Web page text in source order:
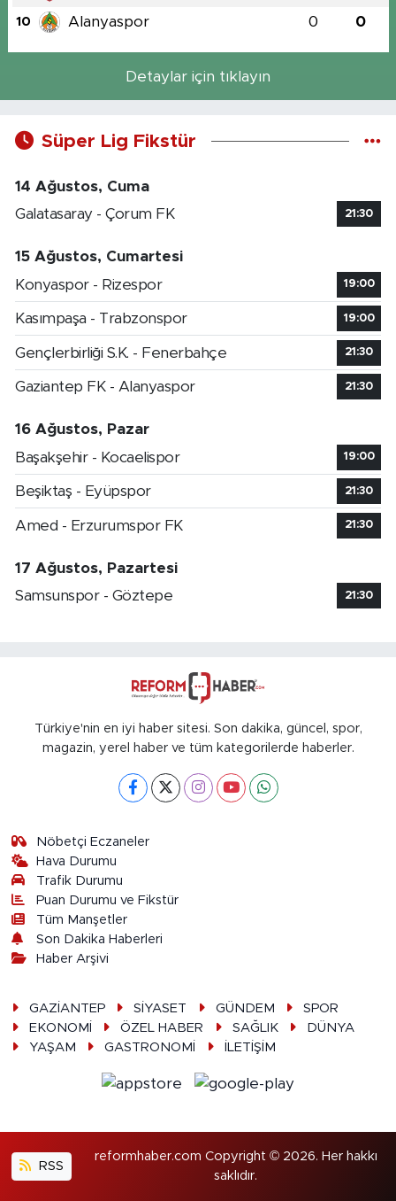
10 Alanyaspor 0 0
Detaylar için tıklayın
Süper Lig Fikstür
14 Ağustos, Cuma
Galatasaray - Çorum FK
21:30
15 Ağustos, Cumartesi
Konyaspor - Rizespor
19:00
Kasımpaşa - Trabzonspor 19:00
Gençlerbirliği S.K. - Fenerbahçe 21:30
Gaziantep FK - Alanyaspor 21:30
16 Ağustos, Pazar
Başakşehir - Kocaelispor
19:00
Beşiktaş - Eyüpspor 21:30
Amed - Erzurumspor FK 21:30
17 Ağustos, Pazartesi
Samsunspor - Göztepe
21:30
Türkiye'nin en iyi haber sitesi. Son dakika, güncel, spor,
magazin, yerel haber ve tüm kategorilerde haberler.
Nöbetçi Eczaneler
Hava Durumu
Trafik Durumu
Puan Durumu ve Fikstür
Tüm Manşetler
Son Dakika Haberleri
Haber Arşivi
GAZİANTEP SİYASET GÜNDEM
SPOR
EKONOMİ
ÖZEL HABER SAĞLIK
DÜNYA
YAŞAM
GASTRONOMİ İLETİŞİM
RSS
reformhaber.com Copyright © 2026. Her hakkı
saklıdır.